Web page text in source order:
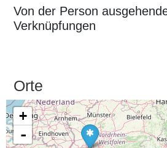
Von der Person
Verknüpfungen
Orte
+
-